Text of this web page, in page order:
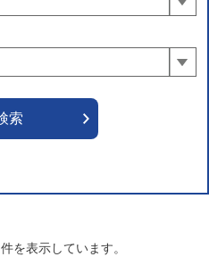
件を表示しています。